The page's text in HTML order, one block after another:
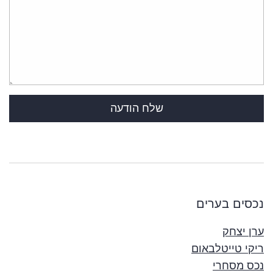
נכסים בערים
ערן יצחק
ריקי טייטלבאום
נכס מסחרי